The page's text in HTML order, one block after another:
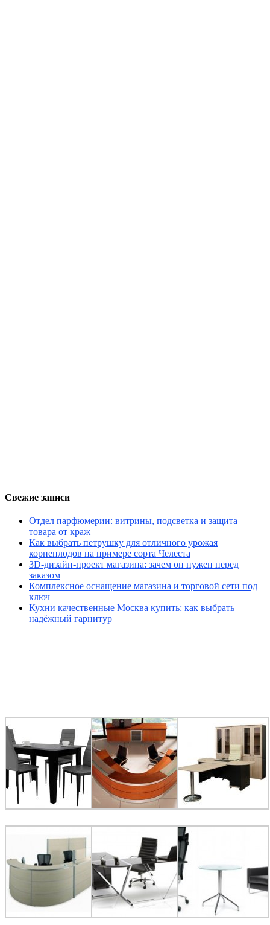
Свежие записи
Отдел парфюмерии: витрины, подсветка и защита
товара от краж
Как выбрать петрушку для отличного урожая
корнеплодов на примере сорта Челеста
3D-дизайн-проект магазина: зачем он нужен перед
заказом
Комплексное оснащение магазина и торговой сети под
ключ
Кухни качественные Москва купить: как выбрать
надёжный гарнитур